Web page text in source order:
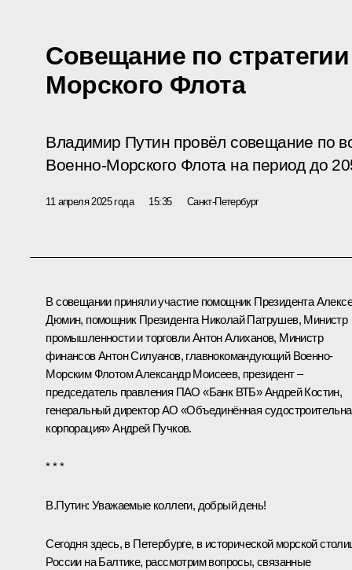
Совещание по
Морского Флота
Владимир Путин провёл совещание по
Военно-Морского Флота на период до
11 апреля 2025 года 15:35 Санкт-Петербург
В совещании приняли участие помощник Президента
Дюмин, помощник Президента Николай Патрушев, Министр
промышленности и торговлиАнтон Алиханов, Министр
финансовАнтон Силуанов, главнокомандующий Военно-
Морским Флотом Александр Моисеев, президент –
председатель правления ПАО «Банк ВТБ»Андрей Костин,
генеральный директор АО «Объединённая
корпорация» Андрей Пучков.
* * *
В.Путин: Уважаемые коллеги, добрый день!
Сегодня здесь, в Петербурге, в исторической морской
России на Балтике, рассмотрим вопросы, связанные